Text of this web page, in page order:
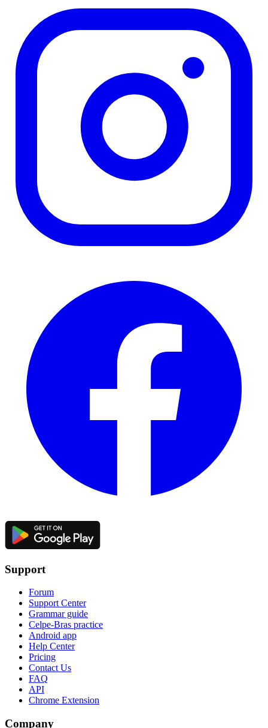
Support
Forum
Support Center
Grammar guide
Celpe-Bras practice
Android app
Help Center
Pricing
Contact Us
FAQ
API
Chrome Extension
Company